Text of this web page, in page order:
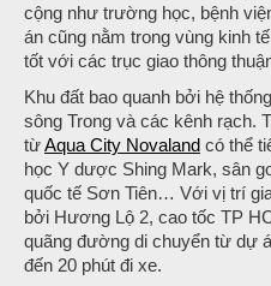
cộng như trường học, bệnh
án cũng nằm trong vùng kinh
tốt với các trục giao thông
Khu đất bao quanh bởi hệ
sông Trong và các kênh rạch.
từAqua City Novaland có thể
học Y dược Shing Mark, sân
quốc tế Sơn Tiên… Với vị trí
bởi Hương Lộ 2, cao tốc TP
quãng đường di chuyển từ dự
đến 20 phút đi xe.